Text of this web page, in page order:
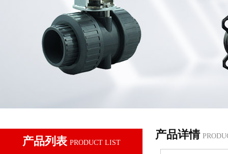
产品列表 PRODUCT LIST
产品详情